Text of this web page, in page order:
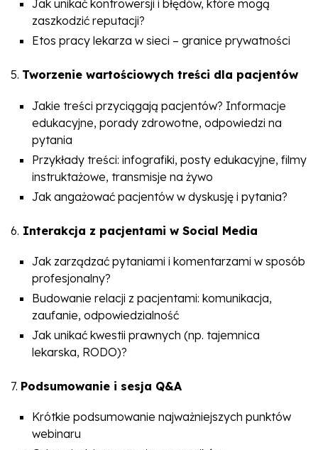
Jak unikać kontrowersji i błędów, które mogą
zaszkodzić reputacji?
Etos pracy lekarza w sieci – granice prywatności
5. Tworzenie wartościowych treści dla pacjentów
Jakie treści przyciągają pacjentów? Informacje
edukacyjne, porady zdrowotne, odpowiedzi na
pytania
Przykłady treści: infografiki, posty edukacyjne, filmy
instruktażowe, transmisje na żywo
Jak angażować pacjentów w dyskusję i pytania?
6. Interakcja z pacjentami w Social Media
Jak zarządzać pytaniami i komentarzami w sposób
profesjonalny?
Budowanie relacji z pacjentami: komunikacja,
zaufanie, odpowiedzialność
Jak unikać kwestii prawnych (np. tajemnica
lekarska, RODO)?
7. Podsumowanie i sesja Q&A
Krótkie podsumowanie najważniejszych punktów
webinaru